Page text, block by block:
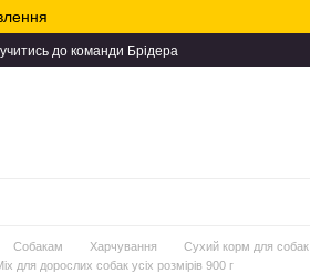
до команди Брідера
Собакам Харчування Сухий корм для собак
для дорослих собак усіх розмірів 900 г